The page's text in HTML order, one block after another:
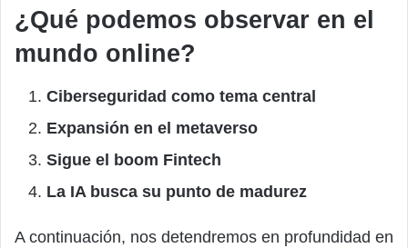
¿Qué podemos observar en el
mundo online?
Ciberseguridad como tema central
Expansión en el metaverso
Sigue el boom Fintech
La IA busca su punto de madurez
A continuación, nos detendremos en profundidad en